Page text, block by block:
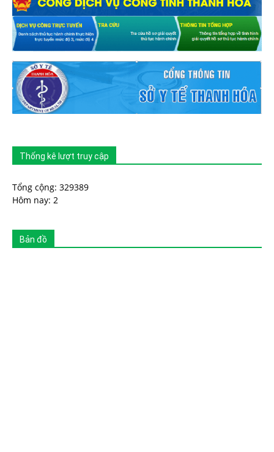
Thống kê lượt truy cập
Tổng cộng: 329389
Hôm nay: 2
Bản đồ